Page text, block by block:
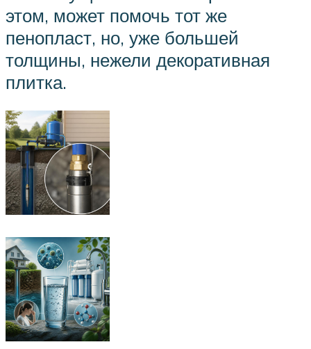
этом, может помочь тот же
пенопласт, но, уже большей
толщины, нежели декоративная
плитка.